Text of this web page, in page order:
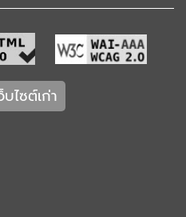
บไซต์เก่า